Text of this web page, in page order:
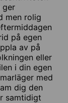
ger
men rolig
på egen
av på
eller
i din egen
med
dig den
samtidigt